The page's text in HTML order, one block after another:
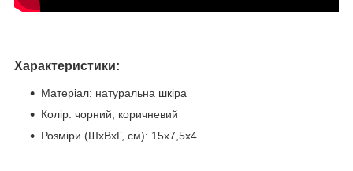
Характеристики:
Матеріал: натуральна шкіра
Колір: чорний, коричневий
Розміри (ШхВхГ, см): 15х7,5х4